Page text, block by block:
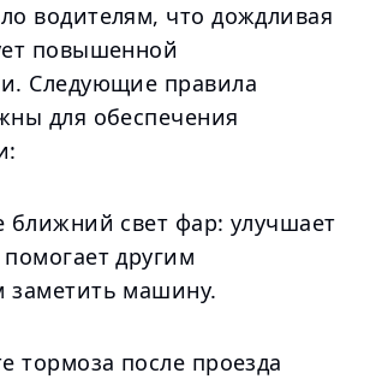
водителям, что дождливая
повышенной
Следующие правила
для обеспечения
ближний свет фар: улучшает
другим
заметить машину.
тормоза после проезда